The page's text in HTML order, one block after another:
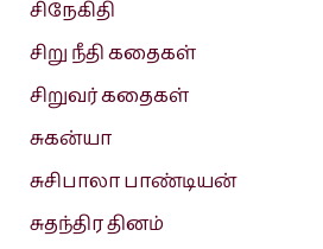
சிநேகிதி
சிறு நீதி கதைகள்
சிறுவர் கதைகள்
சுகன்யா
சுசிபாலா பாண்டியன்
சுதந்திர தினம்